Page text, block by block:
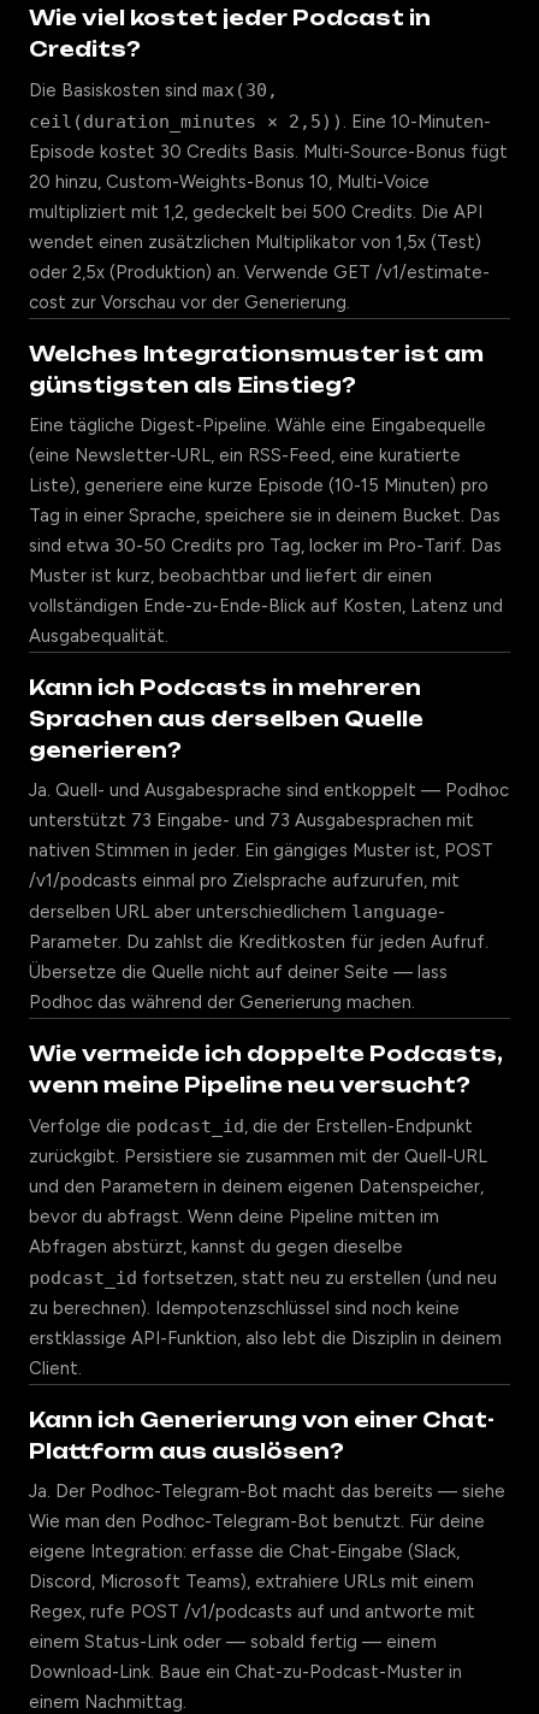
Wie viel kostet jeder Podcast in
Credits?
Die Basiskosten sind max(30,
ceil(duration_minutes × 2,5)) . Eine 10-Minuten-
Episode kostet 30 Credits Basis. Multi-Source-Bonus fügt
20 hinzu, Custom-Weights-Bonus 10, Multi-Voice
multipliziert mit 1,2, gedeckelt bei 500 Credits. Die API
wendet einen zusätzlichen Multiplikator von 1,5x (Test)
oder 2,5x (Produktion) an. Verwende GET /v1/estimate-
cost zur Vorschau vor der Generierung.
Welches Integrationsmuster ist am
günstigsten als Einstieg?
Eine tägliche Digest-Pipeline. Wähle eine Eingabequelle
(eine Newsletter-URL, ein RSS-Feed, eine kuratierte
Liste), generiere eine kurze Episode (10-15 Minuten) pro
Tag in einer Sprache, speichere sie in deinem Bucket. Das
sind etwa 30-50 Credits pro Tag, locker im Pro-Tarif. Das
Muster ist kurz, beobachtbar und liefert dir einen
vollständigen Ende-zu-Ende-Blick auf Kosten, Latenz und
Ausgabequalität.
Kann ich Podcasts in mehreren
Sprachen aus derselben Quelle
generieren?
Ja. Quell- und Ausgabesprache sind entkoppelt — Podhoc
unterstützt 73 Eingabe- und 73 Ausgabesprachen mit
nativen Stimmen in jeder. Ein gängiges Muster ist, POST
/v1/podcasts einmal pro Zielsprache aufzurufen, mit
derselben URL aber unterschiedlichem language-
Parameter. Du zahlst die Kreditkosten für jeden Aufruf.
Übersetze die Quelle nicht auf deiner Seite — lass
Podhoc das während der Generierung machen.
Wie vermeide ich doppelte Podcasts,
wenn meine Pipeline neu versucht?
Verfolge die podcast_id, die der Erstellen-Endpunkt
zurückgibt. Persistiere sie zusammen mit der Quell-URL
und den Parametern in deinem eigenen Datenspeicher,
bevor du abfragst. Wenn deine Pipeline mitten im
Abfragen abstürzt, kannst du gegen dieselbe
podcast_id fortsetzen, statt neu zu erstellen (und neu
zu berechnen). Idempotenzschlüssel sind noch keine
erstklassige API-Funktion, also lebt die Disziplin in deinem
Client.
Kann ich Generierung von einer Chat-
Plattform aus auslösen?
Ja. Der Podhoc-Telegram-Bot macht das bereits — siehe
Wie man den Podhoc-Telegram-Bot benutzt. Für deine
eigene Integration: erfasse die Chat-Eingabe (Slack,
Discord, Microsoft Teams), extrahiere URLs mit einem
Regex, rufe POST /v1/podcasts auf und antworte mit
einem Status-Link oder — sobald fertig — einem
Download-Link. Baue ein Chat-zu-Podcast-Muster in
einem Nachmittag.